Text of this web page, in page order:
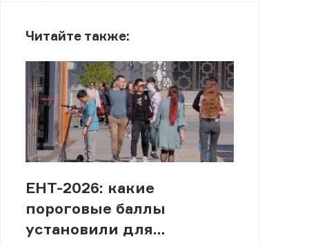
Читайте также:
ЕНТ-2026: какие
пороговые баллы
установили для